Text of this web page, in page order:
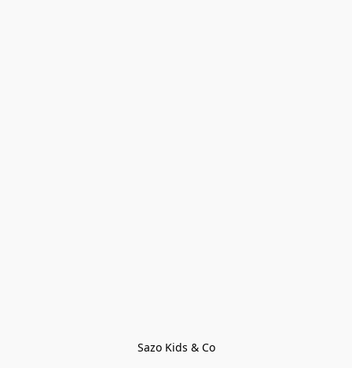
Sazo Kids & Co